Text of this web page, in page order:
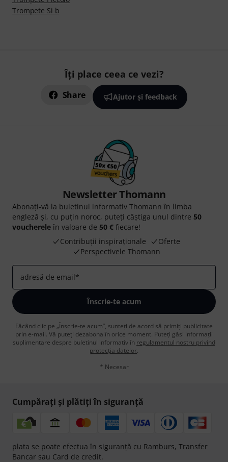
Trompete Si b
Îți place ceea ce vezi?
Share Ajutor și feedback
Newsletter Thomann
Abonați-vă la buletinul informativ Thomann în limba
engleză și, cu puțin noroc, puteți câștiga unul dintre 50
voucherele în valoare de 50 € fiecare!
Contribuții inspiraționale
Oferte
Perspectivele Thomann
adresă de email*
Înscrie-te acum
Făcând clic pe „Înscrie-te acum”, sunteți de acord să primiți publicitate
prin e-mail. Vă puteți dezabona în orice moment. Puteți găsi informații
suplimentare despre buletinul informativ în regulamentul nostru privind
protecția datelor.
* Necesar
Cumpărați și plătiți în siguranță
plata se poate efectua în siguranță cu Ramburs, Transfer
Bancar sau Card de credit.